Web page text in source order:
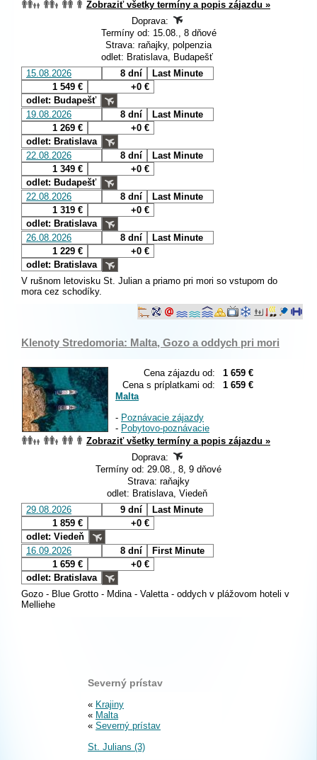
Zobraziť všetky termíny a popis zájazdu »
Doprava:
Termíny od: 15.08., 8 dňové
Strava: raňajky, polpenzia
odlet: Bratislava, Budapešť
15.08.2026
8 dní
Last Minute
1 549 €
+0 €
odlet: Budapešť
19.08.2026
8 dní
Last Minute
1 269 €
+0 €
odlet: Bratislava
22.08.2026
8 dní
Last Minute
1 349 €
+0 €
odlet: Budapešť
22.08.2026
8 dní
Last Minute
1 319 €
+0 €
odlet: Bratislava
26.08.2026
8 dní
Last Minute
1 229 €
+0 €
odlet: Bratislava
V rušnom letovisku St. Julian a priamo pri mori so vstupom do
mora cez schodíky.
Klenoty Stredomoria: Malta, Gozo a oddych pri mori
Cena zájazdu od:
1 659 €
Cena s príplatkami od:
1 659 €
Malta
- Poznávacie zájazdy
- Pobytovo-poznávacie
Zobraziť všetky termíny a popis zájazdu »
Doprava:
Termíny od: 29.08., 8, 9 dňové
Strava: raňajky
odlet: Bratislava, Viedeň
29.08.2026
9 dní
Last Minute
1 859 €
+0 €
odlet: Viedeň
16.09.2026
8 dní
First Minute
1 659 €
+0 €
odlet: Bratislava
Gozo - Blue Grotto - Mdina - Valetta - oddych v plážovom hoteli v
Melliehe
Severný prístav
« Krajiny
« Malta
« Severný prístav
St. Julians (3)